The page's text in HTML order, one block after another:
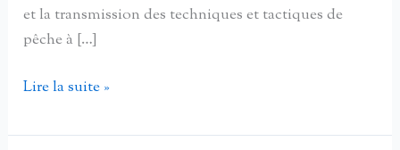
et la transmission des techniques et tactiques de
pêche à […]
Agent
développement
Lire la suite »